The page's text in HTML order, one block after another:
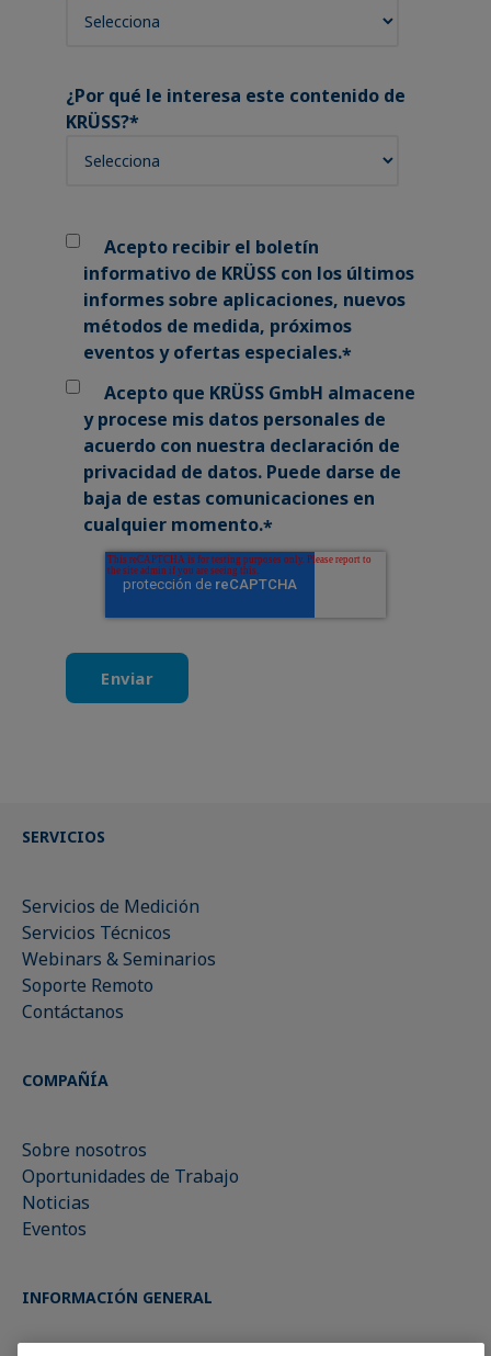
¿Por qué le interesa este contenido de
KRÜSS?*
Acepto recibir el boletín
informativo de KRÜSS con los últimos
informes sobre aplicaciones, nuevos
métodos de medida, próximos
eventos y ofertas especiales.*
Acepto que KRÜSS GmbH almacene
y procese mis datos personales de
acuerdo con nuestra declaración de
privacidad de datos. Puede darse de
baja de estas comunicaciones en
cualquier momento.*
SERVICIOS
Servicios de Medición
Servicios Técnicos
Webinars & Seminarios
Soporte Remoto
Contáctanos
COMPAÑÍA
Sobre nosotros
Oportunidades de Trabajo
Noticias
Eventos
INFORMACIÓN GENERAL